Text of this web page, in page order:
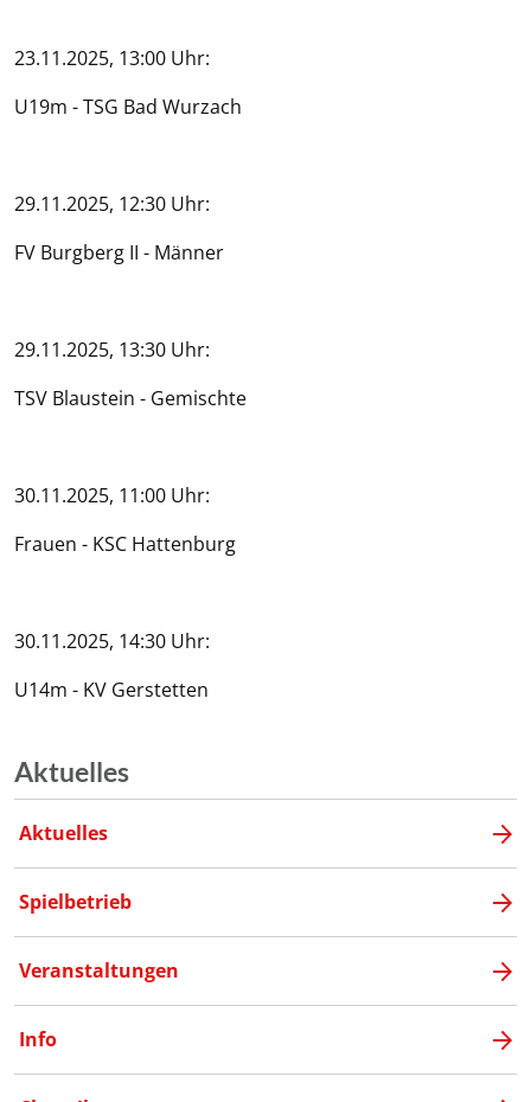
23.11.2025, 13:00 Uhr:
U19m - TSG Bad Wurzach
29.11.2025, 12:30 Uhr:
FV Burgberg II - Männer
29.11.2025, 13:30 Uhr:
TSV Blaustein - Gemischte
30.11.2025, 11:00 Uhr:
Frauen - KSC Hattenburg
30.11.2025, 14:30 Uhr:
U14m - KV Gerstetten
Aktuelles
Aktuelles
Spielbetrieb
Veranstaltungen
Info